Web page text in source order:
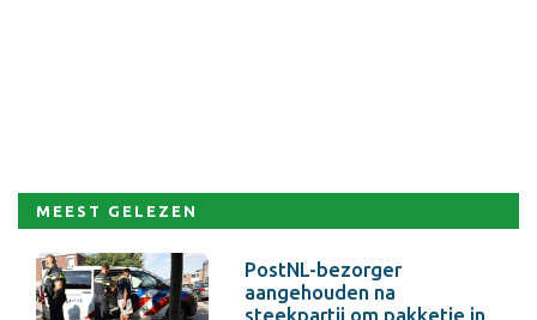
MEEST GELEZEN
PostNL-bezorger
aangehouden na
steekpartij om pakketje in